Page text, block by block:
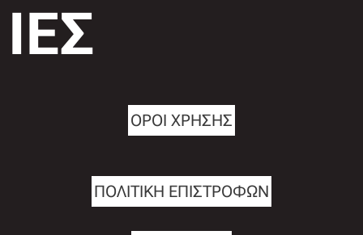
ΙΕΣ
ΟΡΟΙ ΧΡΗΣΗΣ
ΠΟΛΙΤΙΚΗ ΕΠΙΣΤΡΟΦΩΝ